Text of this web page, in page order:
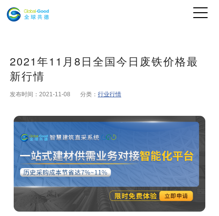
2021年11月8日全国今日废铁价格最
新行情
发布时间：2021-11-08 分类： 行业行情